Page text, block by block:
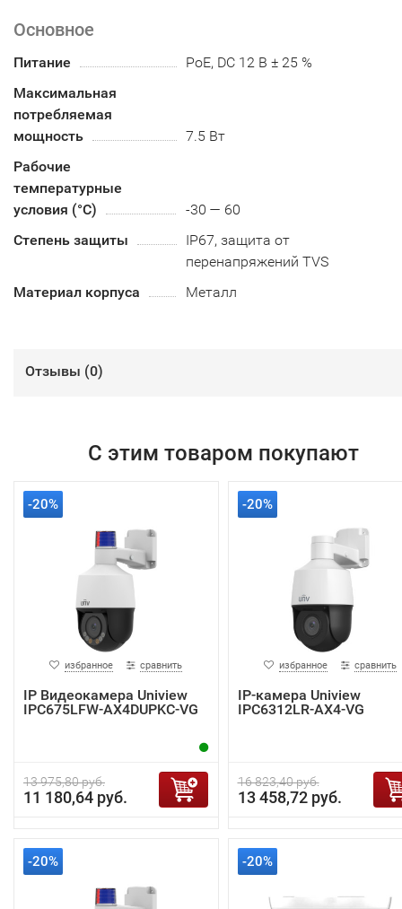
Основное
Питание
PoE, DC 12 В ± 25 %
Максимальная
потребляемая
мощность
7.5 Вт
Рабочие
температурные
условия (°С)
-30 — 60
Степень защиты
IP67, защита от
перенапряжений TVS
Материал корпуса
Металл
Отзывы (0)
С этим товаром покупают
-20%
избранное сравнить
IP Видеокамера Uniview
IPC675LFW-AX4DUPKC-VG
13 975,80 руб.
11 180,64 руб.
-20%
избранное сравнить
IP-камера Uniview
IPC6312LR-AX4-VG
16 823,40 руб.
13 458,72 руб.
-20% -20%